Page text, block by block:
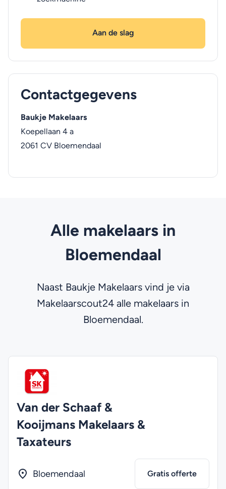
Aan de slag
Contactgegevens
Baukje Makelaars
Koepellaan 4 a
2061 CV Bloemendaal
Alle makelaars in
Bloemendaal
Naast Baukje Makelaars vind je via
Makelaarscout24 alle makelaars in
Bloemendaal.
Van der Schaaf &
Kooijmans Makelaars &
Taxateurs
Bloemendaal Gratis offerte